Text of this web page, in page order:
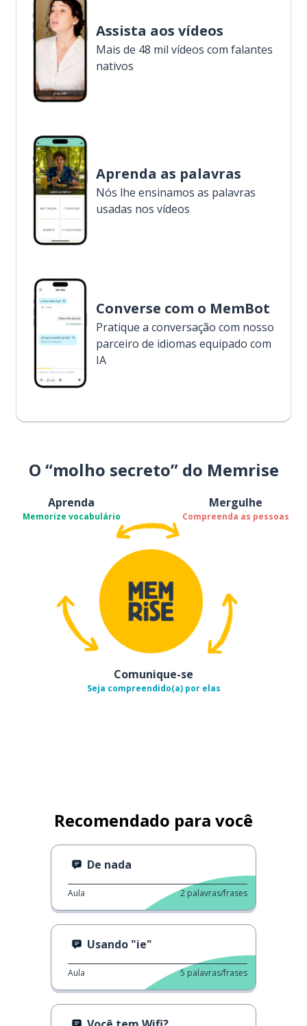
Assista aos vídeos
Mais de 48 mil vídeos com falantes
nativos
Aprenda as palavras
Nós lhe ensinamos as palavras
usadas nos vídeos
Converse com o MemBot
Pratique a conversação com nosso
parceiro de idiomas equipado com
IA
O “molho secreto” do Memrise
Aprenda
Memorize vocabulário
Mergulhe
Compreenda as pessoas
Comunique-se
Seja compreendido(a) por elas
Recomendado para você
De nada
Aula 2 palavras/frases
Usando "ie"
Aula 5 palavras/frases